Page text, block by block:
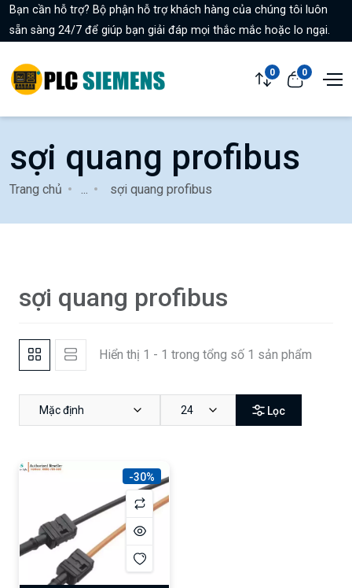
Bạn cần hỗ trợ? Bộ phận hỗ trợ khách hàng của chúng tôi luôn
sẵn sàng 24/7 để giúp bạn giải đáp mọi thắc mắc hoặc lo ngại.
0 0
sợi quang profibus
Trang chủ sợi quang profibus
sợi quang profibus
Hiển thị 1 - 1 trong tổng số 1 sản phẩm
Mặc định 24 Lọc
-30%